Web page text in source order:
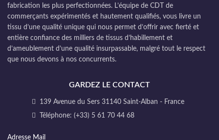
fabrication les plus perfectionnées. L’équipe de CDT de
commerçants expérimentés et hautement qualifiés, vous livre un
tissu d’une qualité unique qui nous permet d’offrir avec fierté et
entière confiance des milliers de tissus d’habillement et
d’ameublement d’une qualité insurpassable, malgré tout le respect
que nous devons à nos concurrents.
GARDEZ LE CONTACT
139 Avenue du Sers 31140 Saint-Alban - France
Téléphone: (+33) 5 61 70 44 68
Adresse Mail